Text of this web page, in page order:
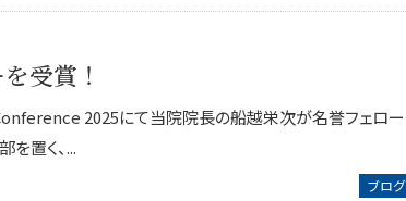
受賞！
2025にて当院院長の船越栄次が名誉フェロー
置く、...
ブログ